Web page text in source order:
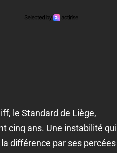
le Standard de Liège,
cinq ans. Une instabilité qui
différence par ses percées